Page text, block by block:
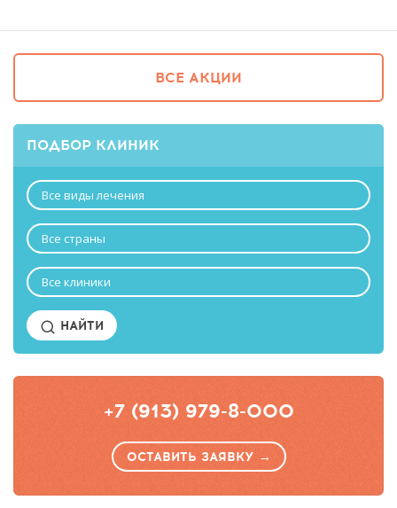
ВСЕ АКЦИИ
ПОДБОР КЛИНИК
Все виды лечения
Все страны
Все клиники
НАЙТИ
+7 (913) 979-8-000
ОСТАВИТЬ ЗАЯВКУ →